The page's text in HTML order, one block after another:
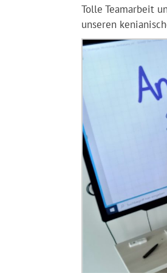
Tolle Teamarbeit
unseren